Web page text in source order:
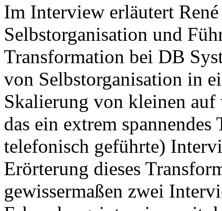
Im Interview erläutert
Selbstorganisation und
Transformation bei DB
von Selbstorganisation in
Skalierung von kleinen
das ein extrem
telefonisch geführte)
Erörterung dieses
gewissermaßen zwei